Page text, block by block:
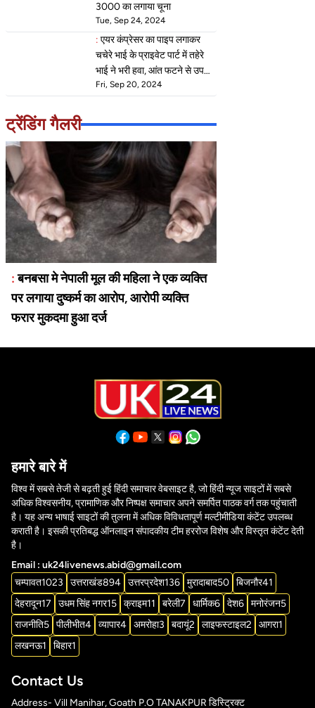
3000 का लगाया चूना
Tue, Sep 24, 2024
: एयर कंप्रेसर का पाइप लगाकर
चचेरे भाई के प्राइवेट पार्ट में तहेरे
भाई ने भरी हवा, आंत फटने से उपचार
के दौरान भाई की हुई मौत मचा
Fri, Sep 20, 2024
ट्रेंडिंग गैलरी
:बनबसा मे नेपाली मूल की महिला ने एक व्यक्ति
पर लगाया दुष्कर्म का आरोप, आरोपी व्यक्ति
फरार मुकदमा हुआ दर्ज
हमारे बारे में
विश्व में सबसे तेजी से बढ़ती हुई हिंदी समाचार वेबसाइट है, जो हिंदी न्यूज साइटों में सबसे
अधिक विश्वसनीय, प्रामाणिक और निष्पक्ष समाचार अपने समर्पित पाठक वर्ग तक पहुंचाती
है। यह अन्य भाषाई साइटों की तुलना में अधिक विविधतापूर्ण मल्टीमीडिया कंटेंट उपलब्ध
कराती है। इसकी प्रतिबद्ध ऑनलाइन संपादकीय टीम हररोज विशेष और विस्तृत कंटेंट देती
है।
Email : uk24livenews.abid@gmail.com
चम्पावत1023 उत्तराखंड894 उत्तरप्रदेश136 मुरादाबाद50 बिजनौर41
देहरादून17 उधम सिंह नगर15 क्राइम11 बरेली7 धार्मिक6 देश6 मनोरंजन5
राजनीति5 पीलीभीत4 व्यापार4 अमरोहा3 बदायूं2 लाइफस्टाइल2 आगरा1
लखनऊ1 बिहार1
Contact Us
Address- Vill Manihar, Goath P.O TANAKPUR डिस्ट्रिक्ट